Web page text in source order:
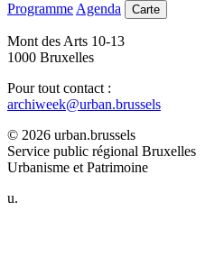
Programme Agenda Carte
Mont des Arts 10-13
1000 Bruxelles
Pour tout contact :
archiweek@urban.brussels
© 2026 urban.brussels
Service public régional Bruxelles
Urbanisme et Patrimoine
u.